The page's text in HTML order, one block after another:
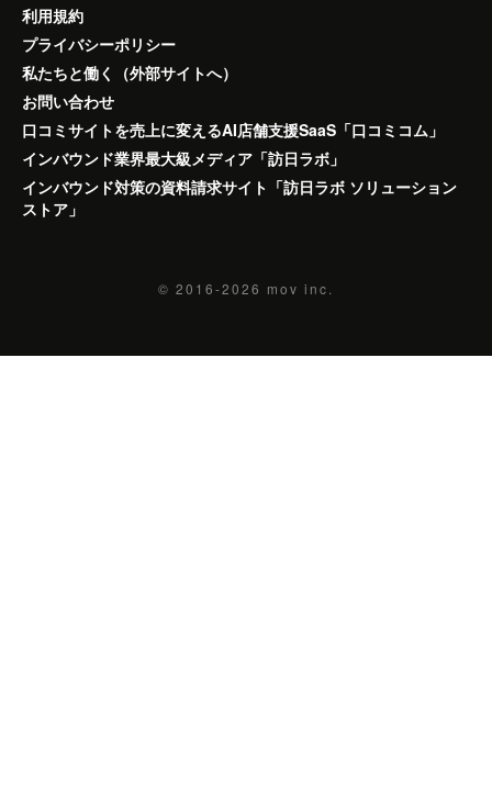
利用規約
プライバシーポリシー
私たちと働く（外部サイトへ）
お問い合わせ
口コミサイトを売上に変えるAI店舗支援SaaS「口コミコム」
インバウンド業界最大級メディア「訪日ラボ」
インバウンド対策の資料請求サイト「訪日ラボ ソリューション
ストア」
© 2016-2026 mov inc.